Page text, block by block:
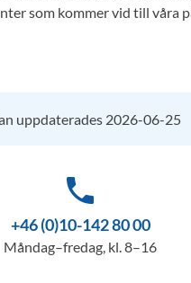
som kommer vid till våra
uppdaterades 2026-06-25
phone
+46 (0)10-142 80 00
Måndag–fredag, kl. 8–16